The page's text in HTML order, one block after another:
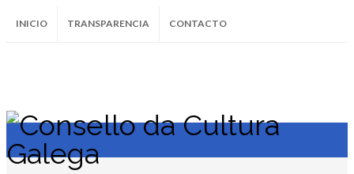
INICIO TRANSPARENCIA CONTACTO
InstagramFacebookTwitter Soundcloud
Youtube